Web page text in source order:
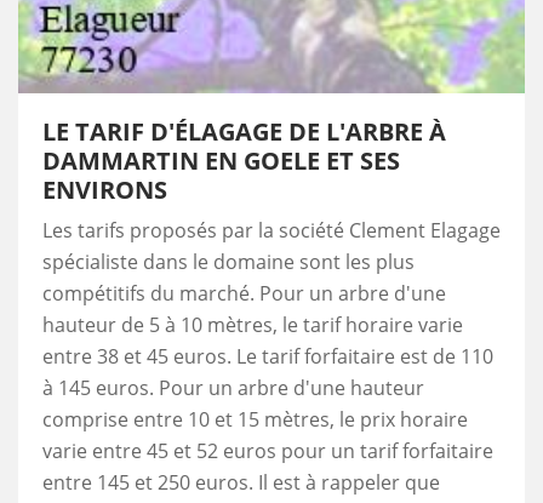
LE TARIF D'ÉLAGAGE DE L'ARBRE À
DAMMARTIN EN GOELE ET SES
ENVIRONS
Les tarifs proposés par la société Clement Elagage
spécialiste dans le domaine sont les plus
compétitifs du marché. Pour un arbre d'une
hauteur de 5 à 10 mètres, le tarif horaire varie
entre 38 et 45 euros. Le tarif forfaitaire est de 110
à 145 euros. Pour un arbre d'une hauteur
comprise entre 10 et 15 mètres, le prix horaire
varie entre 45 et 52 euros pour un tarif forfaitaire
entre 145 et 250 euros. Il est à rappeler que